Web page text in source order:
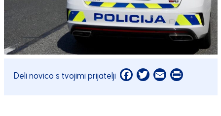
Deli novico s tvojimi prijatelji Facebook
Twitter
EmailPrint